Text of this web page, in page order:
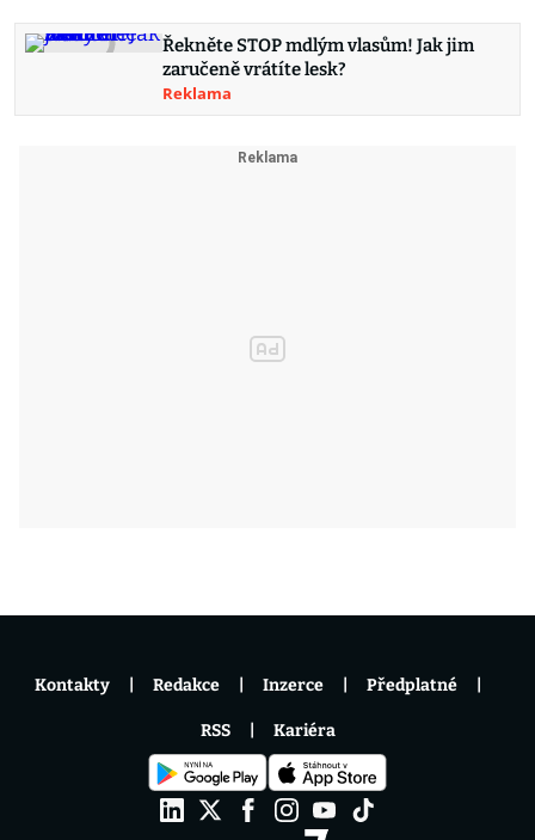
Řekněte STOP mdlým vlasům! Jak jim
zaručeně vrátíte lesk?
Reklama
Kontakty Redakce Inzerce Předplatné
RSS Kariéra